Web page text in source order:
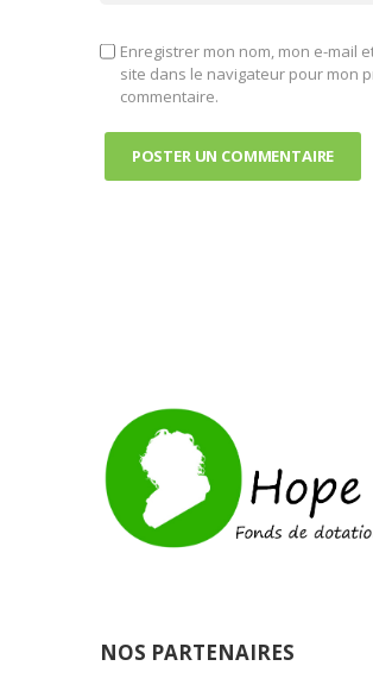
Enregistrer mon nom, mon e-mail
site dans le navigateur pour mon
commentaire.
NOS PARTENAIRES